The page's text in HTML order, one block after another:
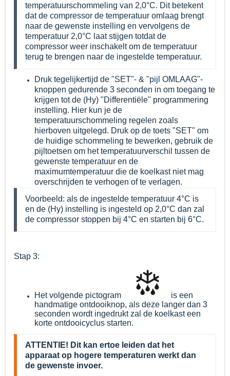
temperatuurschommeling van 2,0°C. Dit betekent
dat de compressor de temperatuur omlaag brengt
naar de gewenste instelling en vervolgens de
temperatuur 2,0°C laat stijgen totdat de
compressor weer inschakelt om de temperatuur
terug te brengen naar de ingestelde temperatuur.
Druk tegelijkertijd de "SET"- & "pijl OMLAAG"-
knoppen gedurende 3 seconden in om toegang te
krijgen tot de (Hy) "Differentiële" programmering
instelling. Hier kun je de
temperatuurschommeling regelen zoals
hierboven uitgelegd. Druk op de toets "SET" om
de huidige schommeling te bewerken, gebruik de
pijltoetsen om het temperatuurverschil tussen de
gewenste temperatuur en de
maximumtemperatuur die de koelkast niet mag
overschrijden te verhogen of te verlagen.
Voorbeeld: als de ingestelde temperatuur 4°C is
en de (Hy) instelling is ingesteld op 2,0°C dan zal
de compressor stoppen bij 4°C en starten bij 6°C.
Stap 3:
Het volgende pictogram
is een
handmatige ontdooiknop, als deze langer dan 3
seconden wordt ingedrukt zal de koelkast een
korte ontdooicyclus starten.
ATTENTIE! Dit kan ertoe leiden dat het
apparaat op hogere temperaturen werkt dan
de gewenste invoer.